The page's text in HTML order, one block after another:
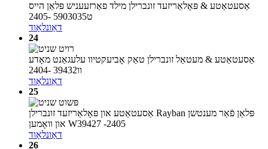
אַסעטאַטע & פּאָלאַריזעד זונברילן מילד פאַרזעעניש פּלאַן הייס
ט5903035 -2405
דאַונלאָוד
24
אַסעטאַטע & מעטאַל זונברילן טאַק אָביעקטיוו עלעגאַנט מאָדע
וו39432 -2404
דאַונלאָוד
25
אַסעטאַטע און פּאָלאַריזעד זונברילן Rayban פּלאַן פֿאַר מענטשן
און וואָמען W39427 -2405
דאַונלאָוד
26